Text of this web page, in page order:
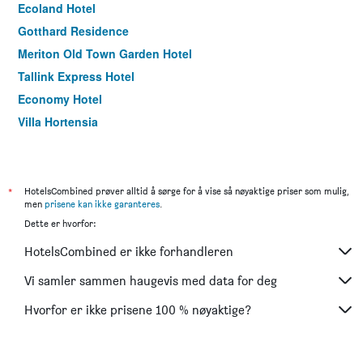
Ecoland Hotel
Gotthard Residence
Meriton Old Town Garden Hotel
Tallink Express Hotel
Economy Hotel
Villa Hortensia
*
HotelsCombined prøver alltid å sørge for å vise så nøyaktige priser som mulig,
men prisene kan ikke garanteres.
Dette er hvorfor:
HotelsCombined er ikke forhandleren
Vi samler sammen haugevis med data for deg
Hvorfor er ikke prisene 100 % nøyaktige?